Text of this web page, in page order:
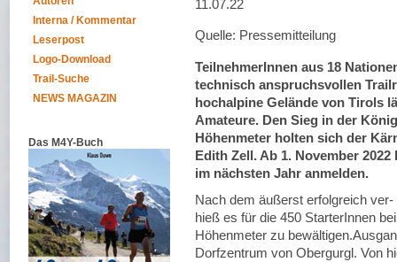
Interna / Kommentar
Leserpost
Logo-Download
Trail-Suche
NEWS MAGAZIN
Das M4Y-Buch
11.07.22
Quelle: Pressemitteilung
TeilnehmerInnen aus 18
technisch anspruchsvollen
hochalpine Gelände von Tirols
Amateure. Den Sieg in der
Höhenmeter holten sich der
Edith Zell. Ab 1. November
im nächsten Jahr anmelden.
Nach dem äußerst erfolgreich
hieß es für die 450 StarterInnen
Höhenmeter zu
Dorfzentrum von Obergurgl. Von